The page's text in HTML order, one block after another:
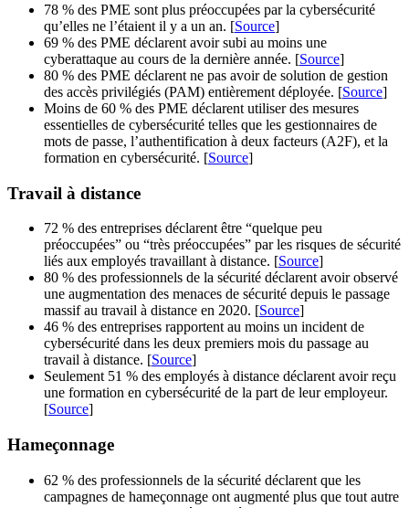
78 % des PME sont plus préoccupées par la cybersécurité
qu’elles ne l’étaient il y a un an. [Source]
69 % des PME déclarent avoir subi au moins une
cyberattaque au cours de la dernière année. [Source]
80 % des PME déclarent ne pas avoir de solution de gestion
des accès privilégiés (PAM) entièrement déployée. [Source]
Moins de 60 % des PME déclarent utiliser des mesures
essentielles de cybersécurité telles que les gestionnaires de
mots de passe, l’authentification à deux facteurs (A2F), et la
formation en cybersécurité. [Source]
Travail à distance
72 % des entreprises déclarent être “quelque peu
préoccupées” ou “très préoccupées” par les risques de sécurité
liés aux employés travaillant à distance. [Source]
80 % des professionnels de la sécurité déclarent avoir observé
une augmentation des menaces de sécurité depuis le passage
massif au travail à distance en 2020. [Source]
46 % des entreprises rapportent au moins un incident de
cybersécurité dans les deux premiers mois du passage au
travail à distance. [Source]
Seulement 51 % des employés à distance déclarent avoir reçu
une formation en cybersécurité de la part de leur employeur.
[Source]
Hameçonnage
62 % des professionnels de la sécurité déclarent que les
campagnes de hameçonnage ont augmenté plus que tout autre